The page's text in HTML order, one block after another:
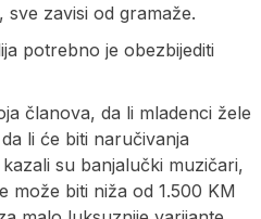
sve zavisi od gramaže.
potrebno je obezbijediti
članova, da li mladenci žele
li će biti naručivanja
su banjalučki muzičari,
može biti niža od 1.500 KM